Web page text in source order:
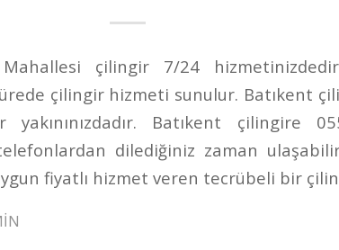
çilingir 7/24
çilingir hizmeti sunulur. Batıkent
Batıkent çilingire
dilediğiniz zaman
fiyatlı hizmet veren tecrübeli bir